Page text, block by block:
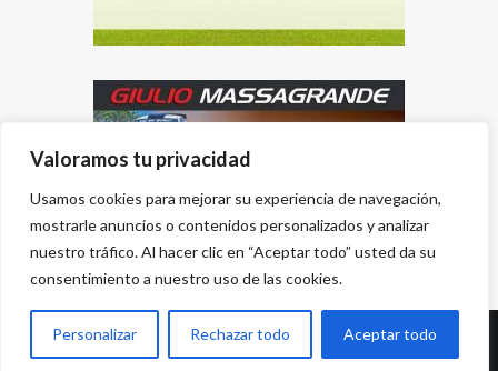
Valoramos tu privacidad
Usamos cookies para mejorar su experiencia de navegación,
mostrarle anuncios o contenidos personalizados y analizar
nuestro tráfico. Al hacer clic en “Aceptar todo” usted da su
consentimiento a nuestro uso de las cookies.
Personalizar Rechazar todo Aceptar todo
Desarrollado por